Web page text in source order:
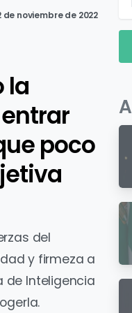
de noviembre de 2022
la
poco
del
y firmeza a
de Inteligencia